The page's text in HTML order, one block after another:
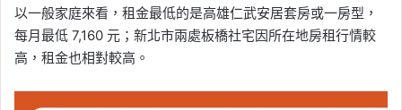
以一般家庭來看，租金最低的是高雄仁武安居套房或一房型，
每月最低 7,160 元；新北市兩處板橋社宅因所在地房租行情較
高，租金也相對較高。